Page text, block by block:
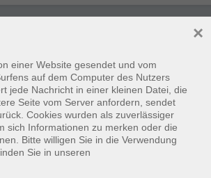
ein erfolgreiches Online-
2 Xpert Business
einer Website gesendet und vom
auf dem Computer des Nutzers
jede Nachricht in einer kleinen Datei, die
Seite vom Server anfordern, sendet
Cookies wurden als zuverlässiger
sich Informationen zu merken oder die
Bitte willigen Sie in die Verwendung
Sie in unseren
×